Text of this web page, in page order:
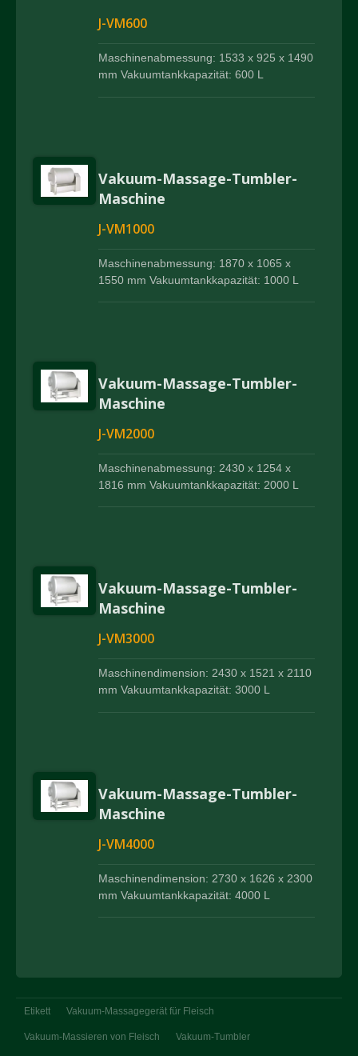
J-VM600
Maschinenabmessung: 1533 x 925 x 1490
mm Vakuumtankkapazität: 600 L
Vakuum-Massage-Tumbler-
Maschine
J-VM1000
Maschinenabmessung: 1870 x 1065 x
1550 mm Vakuumtankkapazität: 1000 L
Vakuum-Massage-Tumbler-
Maschine
J-VM2000
Maschinenabmessung: 2430 x 1254 x
1816 mm Vakuumtankkapazität: 2000 L
Vakuum-Massage-Tumbler-
Maschine
J-VM3000
Maschinendimension: 2430 x 1521 x 2110
mm Vakuumtankkapazität: 3000 L
Vakuum-Massage-Tumbler-
Maschine
J-VM4000
Maschinendimension: 2730 x 1626 x 2300
mm Vakuumtankkapazität: 4000 L
Etikett Vakuum-Massagegerät für Fleisch
Vakuum-Massieren von Fleisch Vakuum-Tumbler